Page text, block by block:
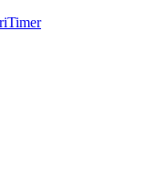
Timer